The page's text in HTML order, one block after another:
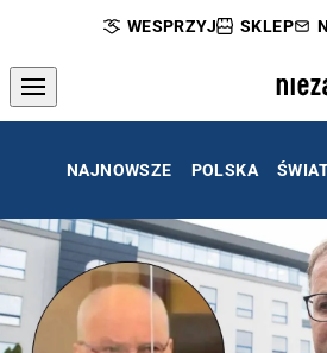
WESPRZYJ SKLEP
NAJNOWSZE POLSKA